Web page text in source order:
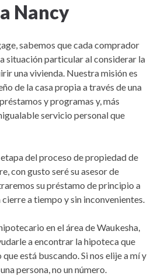
Nancy
sabemos que cada comprador
situación particular al considerar la
una vivienda. Nuestra misión es
de la casa propia a través de una
y programas y, más
servicio personal que
del proceso de propiedad de
con gusto seré su asesor de
su préstamo de principio a
a tiempo y sin inconvenientes.
en el área de Waukesha,
a encontrar la hipoteca que
está buscando. Si nos elije a mí y
persona, no un número.